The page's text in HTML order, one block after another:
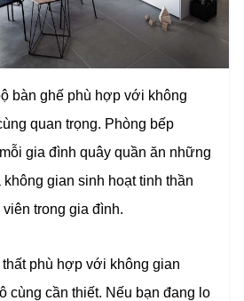
bàn ghế phù hợp với không
quan trọng. Phòng bếp
gia đình quây quần ăn những
gian sinh hoạt tinh thần
trong gia đình.
phù hợp với không gian
cùng cần thiết. Nếu bạn đang lo